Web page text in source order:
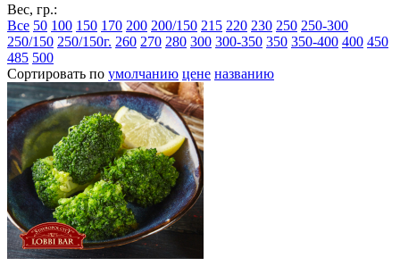
Вес, гр.:
Все 50 100 150 170 200 200/150 215 220 230 250 250-300
250/150 250/150г. 260 270 280 300 300-350 350 350-400 400 450
485 500
Сортировать по умолчанию цене названию